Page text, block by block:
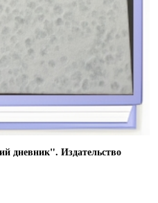
дневник". Издательство